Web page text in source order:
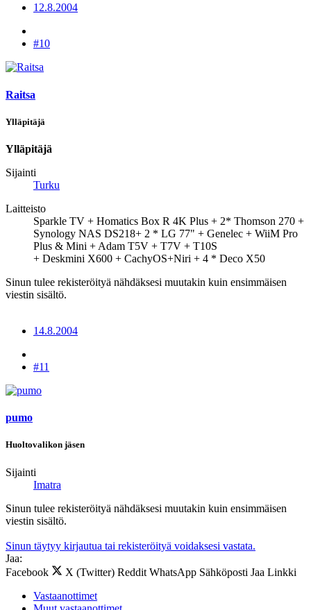
12.8.2004
#10
Raitsa
Ylläpitäjä
Ylläpitäjä
Sijainti
Turku
Laitteisto
Sparkle TV + Homatics Box R 4K Plus + 2* Thomson 270 +
Synology NAS DS218+ 2 * LG 77" + Genelec + WiiM Pro
Plus & Mini + Adam T5V + T7V + T10S
+ Deskmini X600 + CachyOS+Niri + 4 * Deco X50
Sinun tulee rekisteröityä nähdäksesi muutakin kuin ensimmäisen
viestin sisältö.
14.8.2004
#11
pumo
Huoltovalikon jäsen
Sijainti
Imatra
Sinun tulee rekisteröityä nähdäksesi muutakin kuin ensimmäisen
viestin sisältö.
Sinun täytyy kirjautua tai rekisteröityä voidaksesi vastata.
Jaa:
Facebook
X (Twitter) Reddit WhatsApp Sähköposti Jaa Linkki
Vastaanottimet